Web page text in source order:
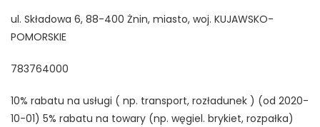
ul. Składowa 6, 88-400 Żnin, miasto, woj. KUJAWSKO-
POMORSKIE
783764000
10% rabatu na usługi ( np. transport, rozładunek ) (od 2020-
10-01) 5% rabatu na towary (np. węgiel. brykiet, rozpałka)